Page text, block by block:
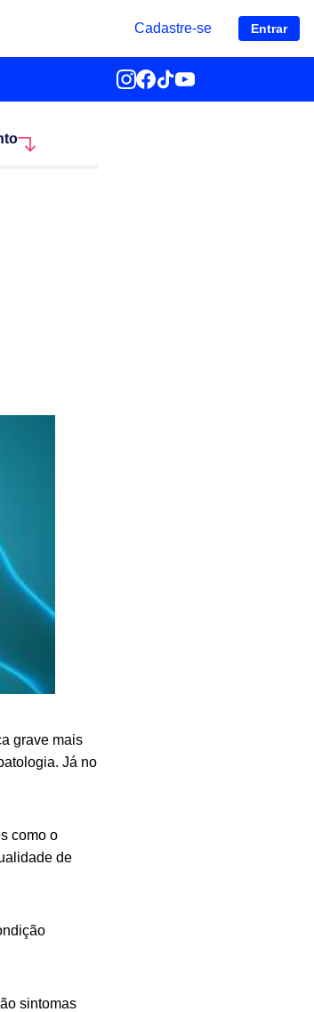
Cadastre-se Entrar
grave mais
Já no
como o
de
sintomas